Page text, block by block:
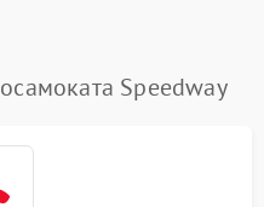
Speedway